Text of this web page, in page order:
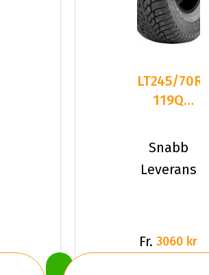
LT245/70R17
119Q
HKPL LT3
Dubbat
Snabb
Leverans
Fr. 3060 kr